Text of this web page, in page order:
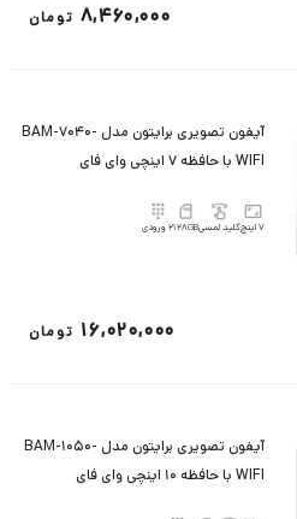
8,460,000 تومان
آیفون تصویری برایتون مدل BAM-7040-
WIFI با حافظه 7 اینچی وای فای
7 اینچ کلید لمسی128GB2 ورودی
16,020,000 تومان
آیفون تصویری برایتون مدل BAM-1050-
WIFI با حافظه 10 اینچی وای فای